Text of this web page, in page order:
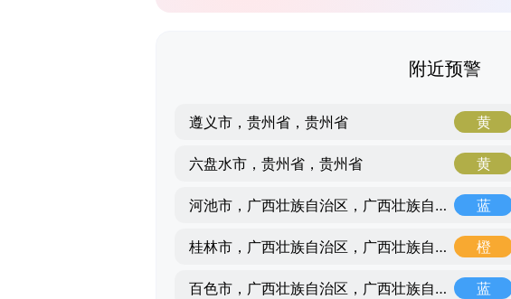
附近预警
遵义市，贵州省，贵州省 黄
六盘水市，贵州省，贵州省 黄
河池市，广西壮族自治区，广西壮族自治区 蓝
桂林市，广西壮族自治区，广西壮族自治区 橙
百色市，广西壮族自治区，广西壮族自治区 蓝